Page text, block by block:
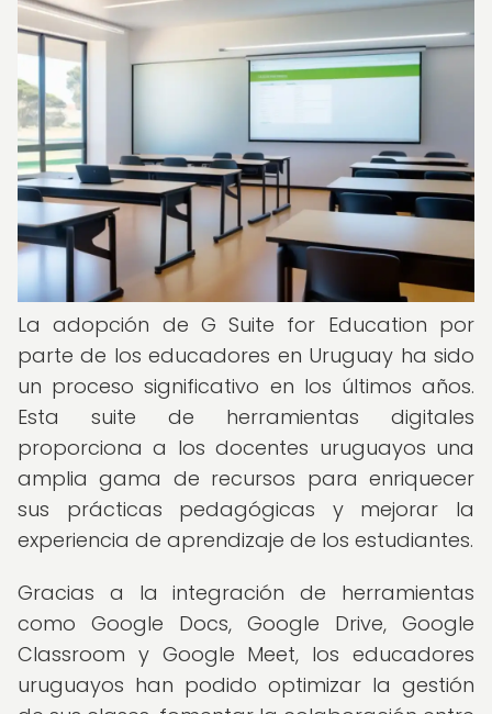
La adopción de G Suite for Education por
parte de los educadores en Uruguay ha sido
un proceso significativo en los últimos años.
Esta suite de herramientas digitales
proporciona a los docentes uruguayos una
amplia gama de recursos para enriquecer
sus prácticas pedagógicas y mejorar la
experiencia de aprendizaje de los estudiantes.
Gracias a la integración de herramientas
como Google Docs, Google Drive, Google
Classroom y Google Meet, los educadores
uruguayos han podido optimizar la gestión